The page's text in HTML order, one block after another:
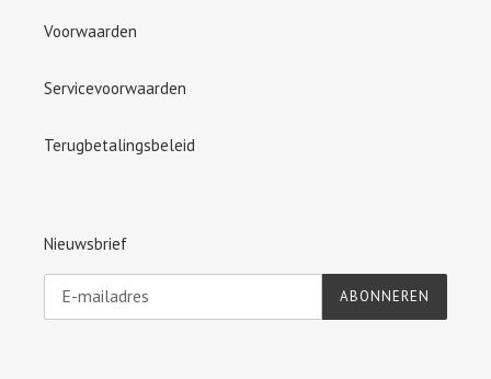
Voorwaarden
Servicevoorwaarden
Terugbetalingsbeleid
Nieuwsbrief
ABONNEREN